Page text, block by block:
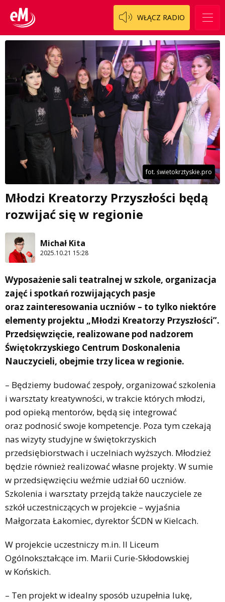
WŁĄCZ RADIO
fot. świetokrztyskie.pro
Młodzi Kreatorzy Przyszłości będą
rozwijać się w regionie
Michał Kita
2025.10.21 15:28
Wyposażenie sali teatralnej w szkole, organizacja
zajęć i spotkań rozwijających pasje
oraz zainteresowania uczniów – to tylko niektóre
elementy projektu „Młodzi Kreatorzy Przyszłości”.
Przedsięwzięcie, realizowane pod nadzorem
Świętokrzyskiego Centrum Doskonalenia
Nauczycieli, obejmie trzy licea w regionie.
– Będziemy budować zespoły, organizować szkolenia
i warsztaty kreatywności, w trakcie których młodzi,
pod opieką mentorów, będą się integrować
oraz podnosić swoje kompetencje. Poza tym czekają
nas wizyty studyjne w świętokrzyskich
przedsiębiorstwach i uczelniach wyższych. Młodzież
będzie również realizować własne projekty. W sumie
w przedsięwzięciu weźmie udział 60 uczniów.
Szkolenia i warsztaty przejdą także nauczyciele ze
szkół uczestniczących w projekcie – wyjaśnia
Małgorzata Łakomiec, dyrektor ŚCDN w Kielcach.
W projekcie uczestniczy m.in. II Liceum
Ogólnokształcące im. Marii Curie-Skłodowskiej
w Końskich.
– Ten projekt w idealny sposób uzupełnia lukę,